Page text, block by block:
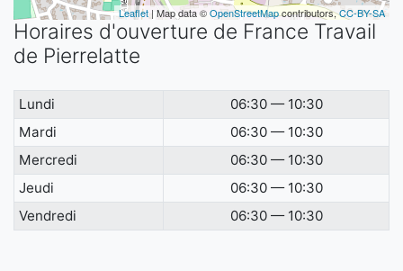
Leaflet | Map data ©OpenStreetMapcontributors,CC-BY-SA
Horaires d'ouverture de France Travail
de Pierrelatte
Lundi
06:30 — 10:30
Mardi
06:30 — 10:30
Mercredi
06:30 — 10:30
Jeudi
06:30 — 10:30
Vendredi
06:30 — 10:30